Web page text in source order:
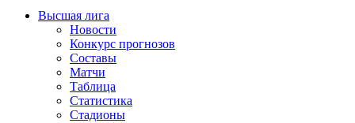
Высшая лига
Новости
Конкурс прогнозов
Составы
Матчи
Таблица
Статистика
Стадионы